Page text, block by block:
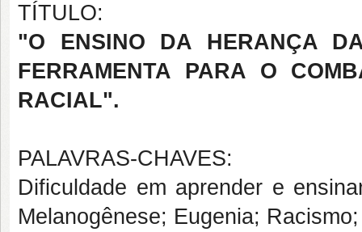
TÍTULO:
"O ENSINO DA HERANÇA
FERRAMENTA PARA O
RACIAL".
PALAVRAS-CHAVES:
Dificuldade em aprender e
Melanogênese; Eugenia;